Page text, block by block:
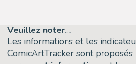
Veuillez noter…
Les informations et les
ComicArtTracker sont proposés